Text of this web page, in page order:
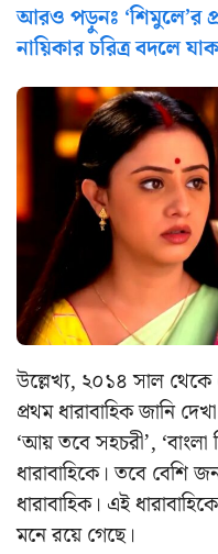
আরও পড়ুনঃ ‘শিমুলে’র
নায়িকার চরিত্র বদলে
উল্লেখ্য, ২০১৪ সাল থেকে
প্রথম ধারাবাহিক জানি
‘আয় তবে সহচরী’,
ধারাবাহিকে। তবে বেশি
ধারাবাহিক। এই
মনে রয়ে গেছে।